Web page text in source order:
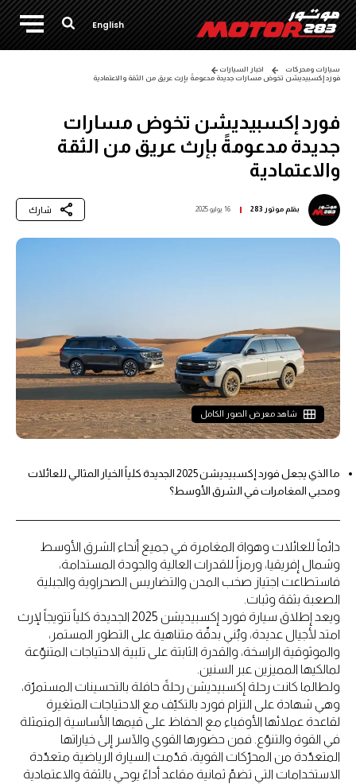
English
سيارات ومحركات
اخبار السيارات
فورد إكسبيديشن تخوض مسارات جديدة مدعومةً بإرث عريق من الثقة والاعتمادية
فورد إكسبيديشن تخوض مسارات
جديدة مدعومةً بإرث عريق من الثقة
والاعتمادية
بقلمموتور 283 16 يوليو 2025 شارك
شاهد معرض الصور الكامل
ما الذي يجعل فورد إكسبيديشن 2025 الجديدة كلياً الخيار المثالي للعائلات
ومحبي المغامرات في الشرق الأوسط؟
دائماً للعائلات وهواة المغامرة في جميع أنحاء الشرق الأوسط
وشمال إفريقيا، ورمزاً للقدرات العالية والجودة المستدامة،
فاستطاعت اجتياز صخب المدن والتضاريس الصحراوية والجبلية
الصعبة بثقة وثبات.
ويعد إطلاق سيارة فورد إكسبيديشن 2025 الجديدة كلياً تتويجاً لإرث
امتد لأجيال عديدة، وبُني بدقّة متناهية على التطور المستمر،
والموثوقية الراسخة، والقدرة الثابتة على تلبية الاحتياجات المتنوّعة
لمالكيها المميزين عبر السنين.
ولطالما كانت رحلة إكسبيديشن رحلةً حافلة بالتحسينات المستمرّة،
وهي شهادة على التزام فورد بالتكيّف مع الاحتياجات المتغيرة
لقاعدة عملائها الأوفياء مع الحفاظ على قيمها الأساسية المتمثلة
في القوة والتنوّع. فمن حضورها القوي والآسر إلى خياراتها
المتعدّدة من المحرّكات القوية، قدّمت السيارة الرياضية متعدّدة
الاستخدامات التي تضمّ ثمانية مقاعد أداءً يوحي بالثقة والاعتمادية